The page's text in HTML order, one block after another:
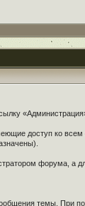
доступ ко
форума,
темы.